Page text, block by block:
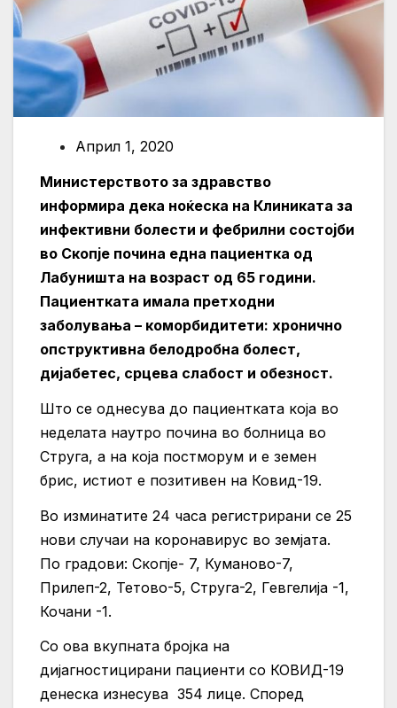
Април 1, 2020
Министерството за здравство
информира дека ноќеска на Клиниката за
инфективни болести и фебрилни состојби
во Скопје почина една пациентка од
Лабуништа на возраст од 65 години.
Пациентката имала претходни
заболувања – коморбидитети: хронично
опструктивна белодробна болест,
дијабетес, срцева слабост и обезност.
Што се однесува до пациентката која во
неделата наутро почина во болница во
Струга, а на која постморум и е земен
брис, истиот е позитивен на Ковид-19.
Во изминатите 24 часа регистрирани се 25
нови случаи на коронавирус во земјата.
По градови: Скопје- 7, Куманово-7,
Прилеп-2, Тетово-5, Струга-2, Гевгелија -1,
Кочани -1.
Со ова вкупната бројка на
дијагностицирани пациенти со КОВИД-19
денеска изнесува 354 лице. Според